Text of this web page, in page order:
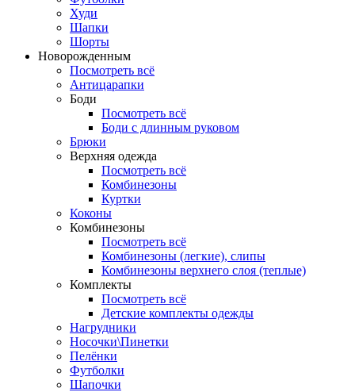
Худи
Шапки
Шорты
Новорожденным
Посмотреть всё
Антицарапки
Боди
Посмотреть всё
Боди с длинным руковом
Брюки
Верхняя одежда
Посмотреть всё
Комбинезоны
Куртки
Коконы
Комбинезоны
Посмотреть всё
Комбинезоны (легкие), слипы
Комбинезоны верхнего слоя (теплые)
Комплекты
Посмотреть всё
Детские комплекты одежды
Нагрудники
Носочки\Пинетки
Пелёнки
Футболки
Шапочки